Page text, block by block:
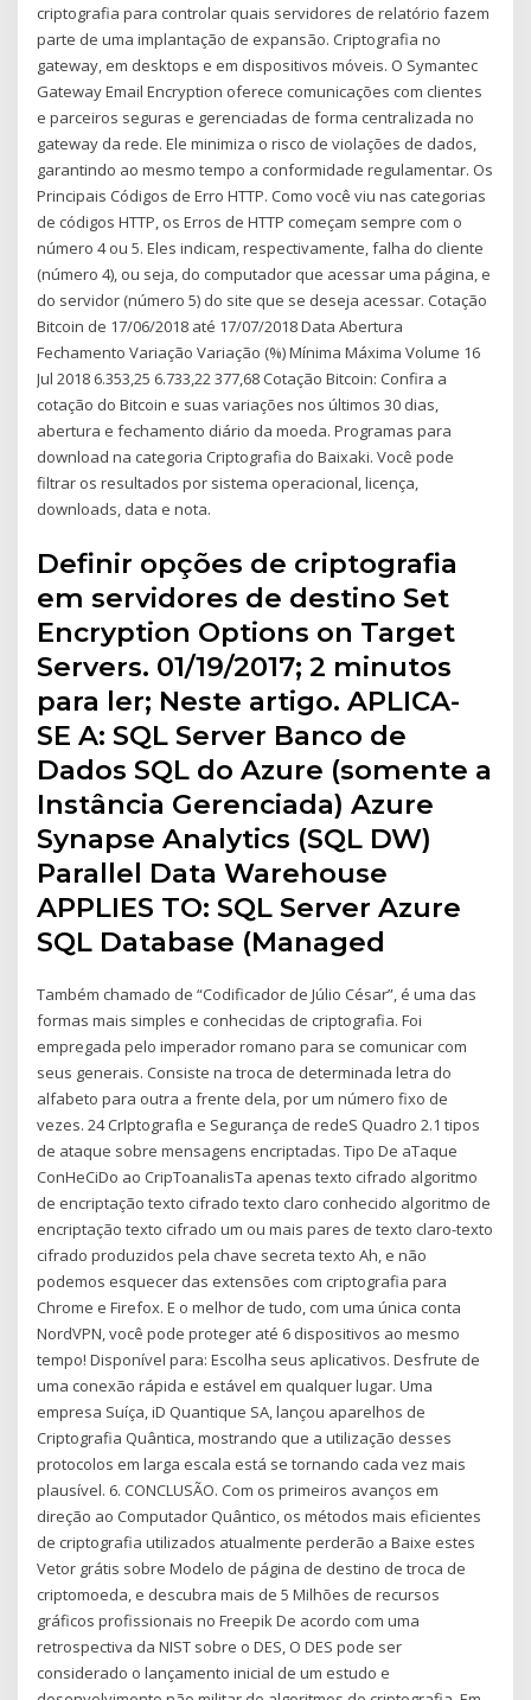
criptografia para controlar quais servidores de relatório fazem
parte de uma implantação de expansão. Criptografia no
gateway, em desktops e em dispositivos móveis. O Symantec
Gateway Email Encryption oferece comunicações com clientes
e parceiros seguras e gerenciadas de forma centralizada no
gateway da rede. Ele minimiza o risco de violações de dados,
garantindo ao mesmo tempo a conformidade regulamentar. Os
Principais Códigos de Erro HTTP. Como você viu nas categorias
de códigos HTTP, os Erros de HTTP começam sempre com o
número 4 ou 5. Eles indicam, respectivamente, falha do cliente
(número 4), ou seja, do computador que acessar uma página, e
do servidor (número 5) do site que se deseja acessar. Cotação
Bitcoin de 17/06/2018 até 17/07/2018 Data Abertura
Fechamento Variação Variação (%) Mínima Máxima Volume 16
Jul 2018 6.353,25 6.733,22 377,68 Cotação Bitcoin: Confira a
cotação do Bitcoin e suas variações nos últimos 30 dias,
abertura e fechamento diário da moeda. Programas para
download na categoria Criptografia do Baixaki. Você pode
filtrar os resultados por sistema operacional, licença,
downloads, data e nota.
Definir opções de criptografia
em servidores de destino Set
Encryption Options on Target
Servers. 01/19/2017; 2 minutos
para ler; Neste artigo. APLICA-
SE A: SQL Server Banco de
Dados SQL do Azure (somente a
Instância Gerenciada) Azure
Synapse Analytics (SQL DW)
Parallel Data Warehouse
APPLIES TO: SQL Server Azure
SQL Database (Managed
Também chamado de “Codificador de Júlio César”, é uma das
formas mais simples e conhecidas de criptografia. Foi
empregada pelo imperador romano para se comunicar com
seus generais. Consiste na troca de determinada letra do
alfabeto para outra a frente dela, por um número fixo de
vezes. 24 CrIptografIa e Segurança de redeS Quadro 2.1 tipos
de ataque sobre mensagens encriptadas. Tipo De aTaque
ConHeCiDo ao CripToanalisTa apenas texto cifrado algoritmo
de encriptação texto cifrado texto claro conhecido algoritmo de
encriptação texto cifrado um ou mais pares de texto claro-texto
cifrado produzidos pela chave secreta texto Ah, e não
podemos esquecer das extensões com criptografia para
Chrome e Firefox. E o melhor de tudo, com uma única conta
NordVPN, você pode proteger até 6 dispositivos ao mesmo
tempo! Disponível para: Escolha seus aplicativos. Desfrute de
uma conexão rápida e estável em qualquer lugar. Uma
empresa Suíça, iD Quantique SA, lançou aparelhos de
Criptografia Quântica, mostrando que a utilização desses
protocolos em larga escala está se tornando cada vez mais
plausível. 6. CONCLUSÃO. Com os primeiros avanços em
direção ao Computador Quântico, os métodos mais eficientes
de criptografia utilizados atualmente perderão a Baixe estes
Vetor grátis sobre Modelo de página de destino de troca de
criptomoeda, e descubra mais de 5 Milhões de recursos
gráficos profissionais no Freepik De acordo com uma
retrospectiva da NIST sobre o DES, O DES pode ser
considerado o lançamento inicial de um estudo e